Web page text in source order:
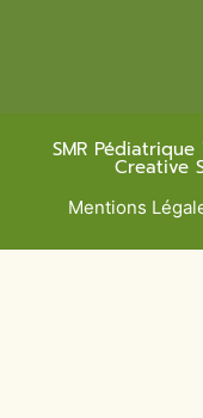
SMR
Creative
Mentions